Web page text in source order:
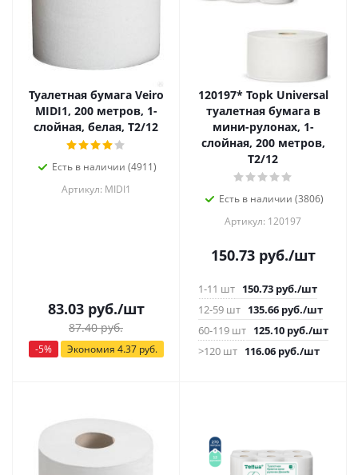
Туалетная бумага Veiro
MIDI1, 200 метров, 1-
слойная, белая, Т2/12
Есть в наличии (4911)
Артикул: MIDI1
83.03руб./шт
87.40руб.
-5% Экономия 4.37руб.
120197* Topk Universal
туалетная бумага в
мини-рулонах, 1-
слойная, 200 метров,
Т2/12
Есть в наличии (3806)
Артикул: 120197
150.73руб./шт
1-11 шт 150.73руб./шт
12-59 шт 135.66руб./шт
60-119 шт 125.10руб./шт
>120 шт 116.06руб./шт